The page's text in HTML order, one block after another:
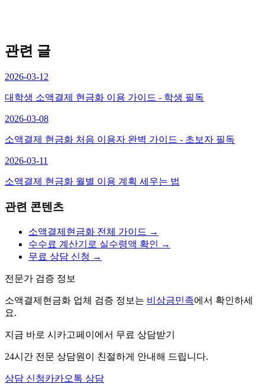
관련 글
2026-03-12
대학생 소액결제 현금화 이용 가이드 - 학생 필독
2026-03-08
소액결제 현금화 처음 이용자 완벽 가이드 - 초보자 필독
2026-03-11
소액결제 현금화 월별 이용 계획 세우는 법
관련 콘텐츠
소액결제현금화 전체 가이드 →
수수료 계산기로 실수령액 확인 →
무료 상담 신청 →
전문가 검증 정보
소액결제현금화 업체 검증 정보는 비상금민족에서 확인하세
요.
지금 바로 시카고페이에서 무료 상담받기
24시간 전문 상담원이 친절하게 안내해 드립니다.
상담 신청카카오톡 상담